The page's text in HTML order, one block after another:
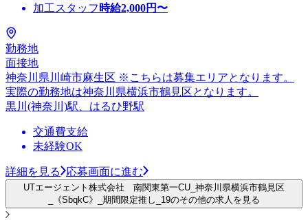
加工スタッフ 時給2,000円〜
勤務地
面接地
神奈川県川崎市麻生区 ※こちらは募集エリアとなります。
実際の勤務地は神奈川県横浜市鶴見区となります。
黒川(神奈川)駅、はるひ野駅
交通費支給
未経験OK
詳細を見る 応募画面に進む
UTエージェント株式会社 南関東第一CU_神奈川県横浜市鶴見区
_《SbqkC》_期間限定推し_19のその他の求人を見る